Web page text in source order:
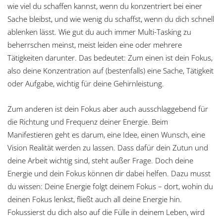
wie viel du schaffen kannst, wenn du konzentriert bei einer
Sache bleibst, und wie wenig du schaffst, wenn du dich schnell
ablenken lässt. Wie gut du auch immer Multi-Tasking zu
beherrschen meinst, meist leiden eine oder mehrere
Tätigkeiten darunter. Das bedeutet: Zum einen ist dein Fokus,
also deine Konzentration auf (bestenfalls) eine Sache, Tätigkeit
oder Aufgabe, wichtig für deine Gehirnleistung.
Zum anderen ist dein Fokus aber auch ausschlaggebend für
die Richtung und Frequenz deiner Energie. Beim
Manifestieren geht es darum, eine Idee, einen Wunsch, eine
Vision Realität werden zu lassen. Dass dafür dein Zutun und
deine Arbeit wichtig sind, steht außer Frage. Doch deine
Energie und dein Fokus können dir dabei helfen. Dazu musst
du wissen: Deine Energie folgt deinem Fokus – dort, wohin du
deinen Fokus lenkst, fließt auch all deine Energie hin.
Fokussierst du dich also auf die Fülle in deinem Leben, wird